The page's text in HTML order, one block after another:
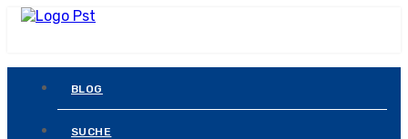
BLOG
SUCHE